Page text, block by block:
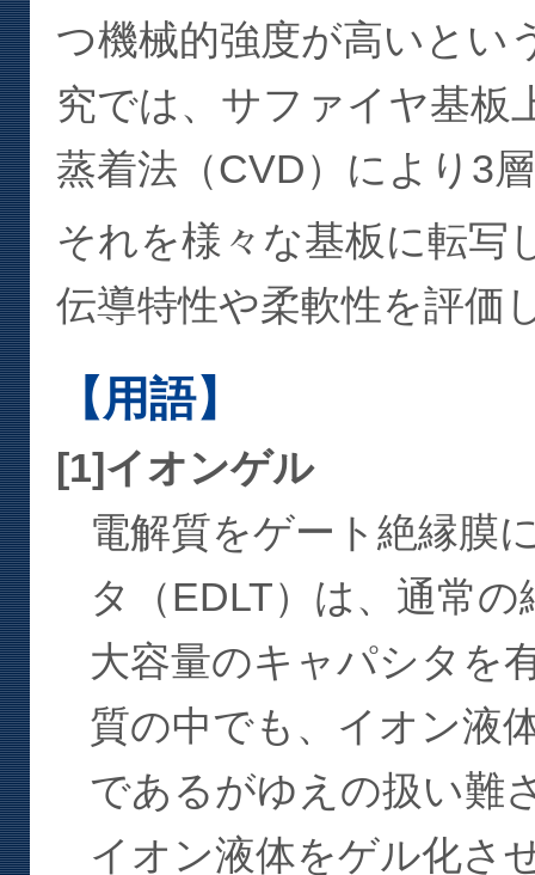
つ機械的強度が高いとい
究では、サファイヤ基板
蒸着法（CVD）により3
それを様々な基板に転写
伝導特性や柔軟性を評価
【用語】
[1]イオンゲル
電解質をゲート絶縁膜
タ（EDLT）は、通常
大容量のキャパシタを
質の中でも、イオン液
であるがゆえの扱い難
イオン液体をゲル化さ